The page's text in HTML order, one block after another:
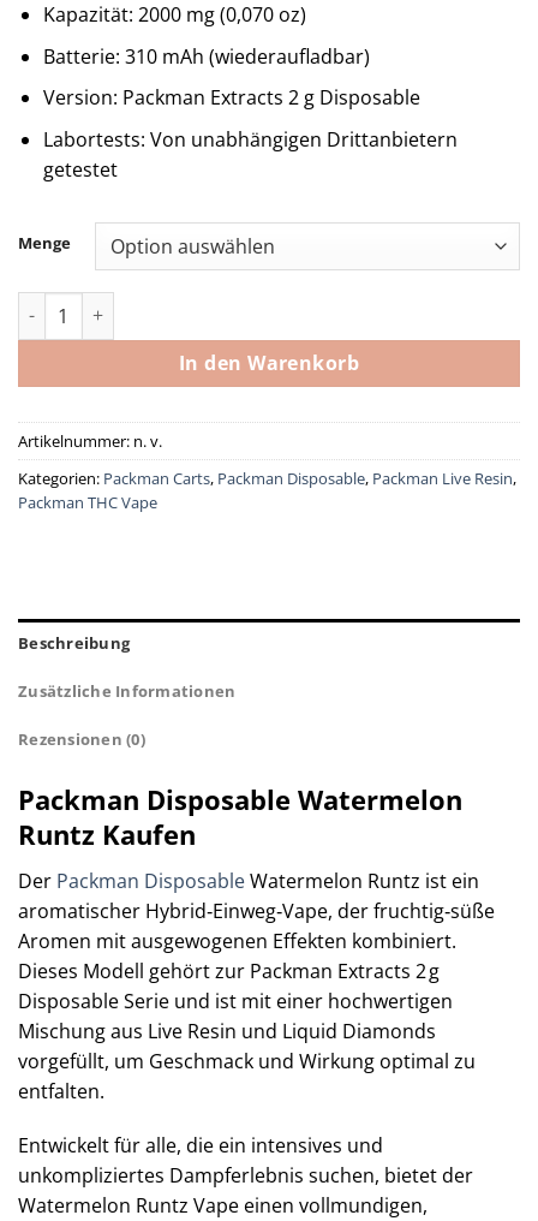
Kapazität: 2000 mg (0,070 oz)
Batterie: 310 mAh (wiederaufladbar)
Version: Packman Extracts 2 g Disposable
Labortests: Von unabhängigen Drittanbietern
getestet
Menge
Packman Disposable Watermelon Runtz Menge
In den Warenkorb
Artikelnummer: n. v.
Kategorien: Packman Carts, Packman Disposable, Packman Live Resin,
Packman THC Vape
Beschreibung
Zusätzliche Informationen
Rezensionen (0)
Packman Disposable Watermelon
Runtz Kaufen
Der Packman DisposableWatermelon Runtz ist ein
aromatischer Hybrid‑Einweg‑Vape, der fruchtig‑süße
Aromen mit ausgewogenen Effekten kombiniert.
Dieses Modell gehört zur Packman Extracts 2 g
Disposable Serie und ist mit einer hochwertigen
Mischung aus Live Resin und Liquid Diamonds
vorgefüllt, um Geschmack und Wirkung optimal zu
entfalten.
Entwickelt für alle, die ein intensives und
unkompliziertes Dampferlebnis suchen, bietet der
Watermelon Runtz Vape einen vollmundigen,